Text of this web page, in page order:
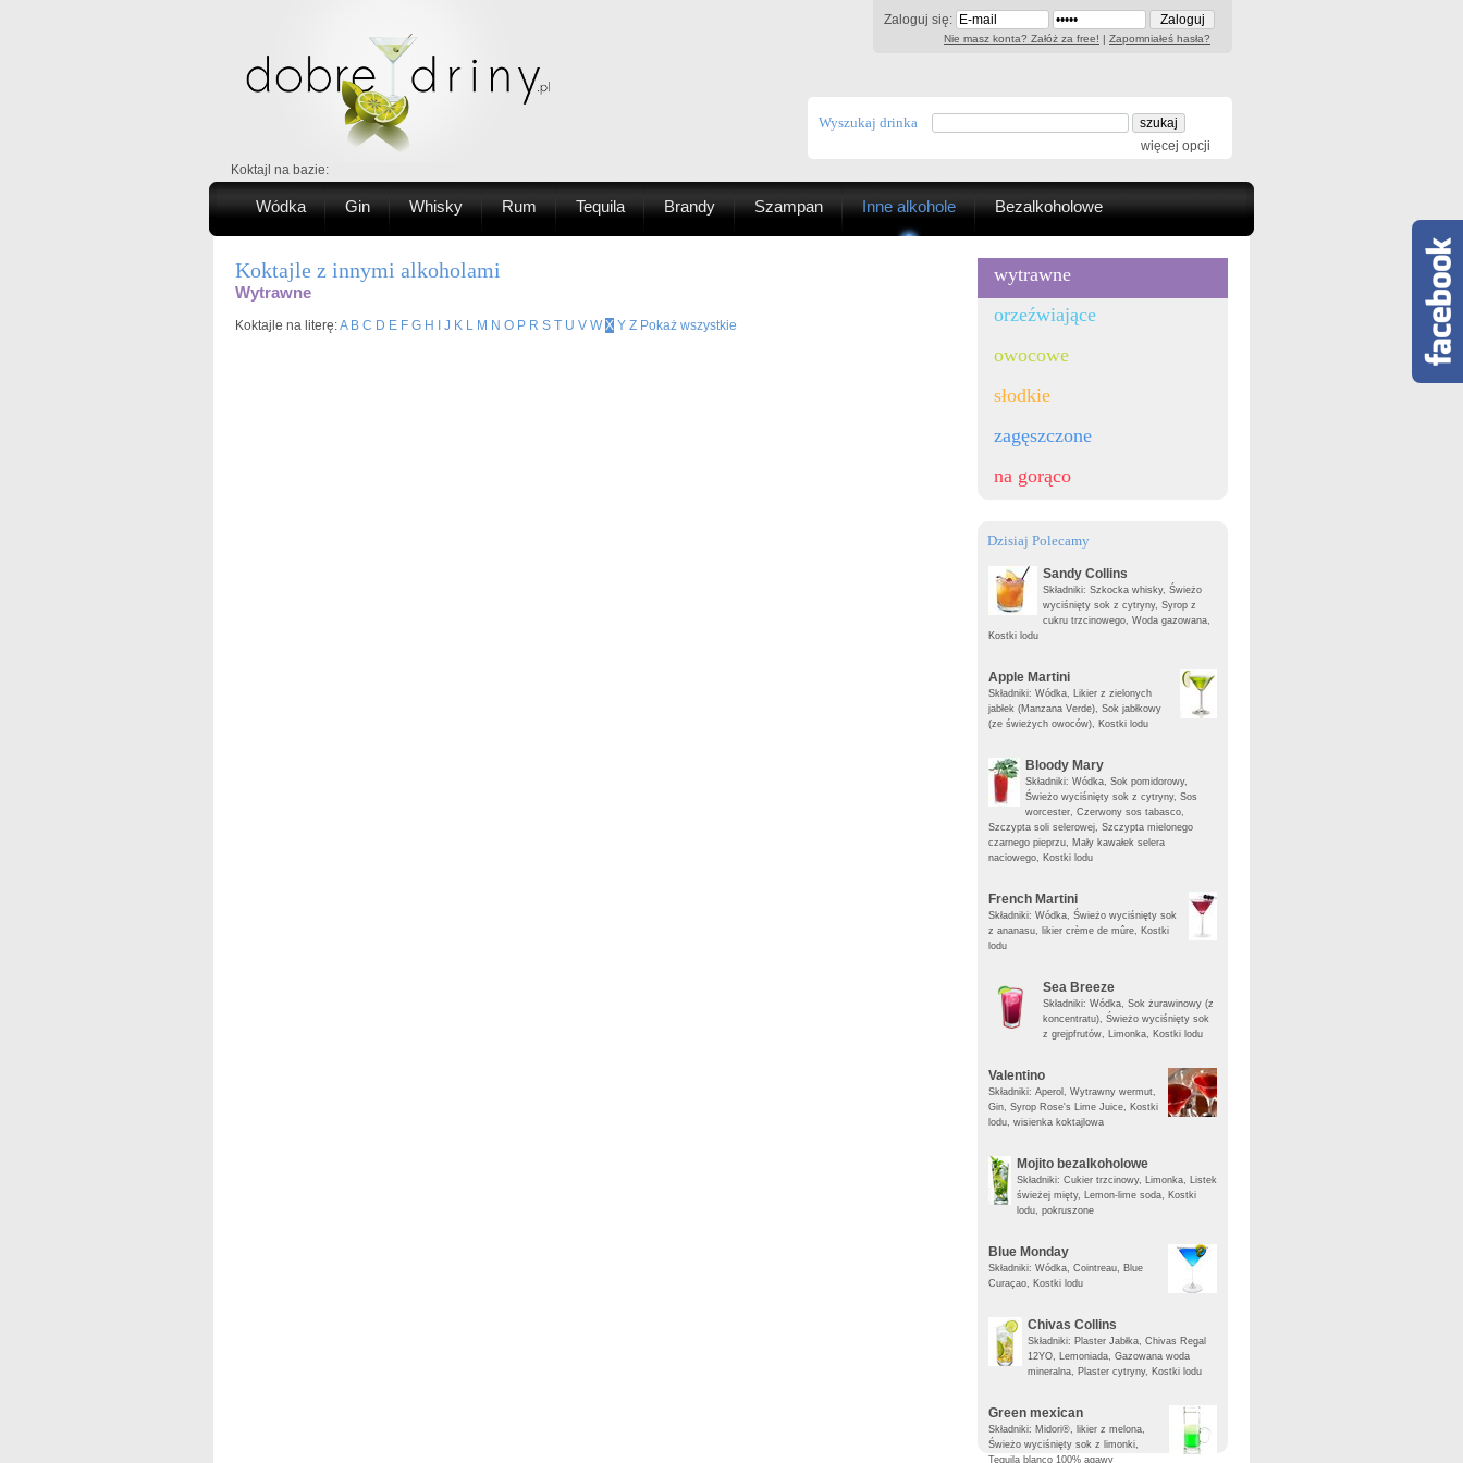
Zaloguj się:
Nie masz konta? Załóż za free! | Zapomniałeś hasła?
Wyszukaj drinka
więcej opcji
Koktajl na bazie:
Wódka Gin Whisky Rum Tequila Brandy Szampan Inne alkohole Bezalkoholowe
Koktajle z innymi alkoholami
Wytrawne
Koktajle na literę:A B C D E F G H J K L M N O P R S T U V W X Y Z Pokaż wszystkie
wytrawne
orzeźwiające
owocowe
słodkie
zagęszczone
na gorąco
Dzisiaj Polecamy
Sandy Collins
Składniki: Szkocka whisky, Świeżo
wyciśnięty sok z cytryny, Syrop z
cukru trzcinowego, Woda gazowana,
Kostki lodu
Apple Martini
Składniki: Wódka, Likier z zielonych
jabłek (Manzana Verde), Sok jabłkowy
(ze świeżych owoców), Kostki lodu
Bloody Mary
Składniki: Wódka, Sok pomidorowy,
Świeżo wyciśnięty sok z cytryny, Sos
worcester, Czerwony sos tabasco,
Szczypta soli selerowej, Szczypta mielonego
czarnego pieprzu, Mały kawałek selera
naciowego, Kostki lodu
French Martini
Składniki: Wódka, Świeżo wyciśnięty sok
z ananasu, likier crème de mûre, Kostki
lodu
Sea Breeze
Składniki: Wódka, Sok żurawinowy (z
koncentratu), Świeżo wyciśnięty sok
z grejpfrutów, Limonka, Kostki lodu
Valentino
Składniki: Aperol, Wytrawny wermut,
Gin, Syrop Rose's Lime Juice, Kostki
lodu, wisienka koktajlowa
Mojito bezalkoholowe
Składniki: Cukier trzcinowy, Limonka, Listek
świeżej mięty, Lemon-lime soda, Kostki
lodu, pokruszone
Blue Monday
Składniki: Wódka, Cointreau, Blue
Curaçao, Kostki lodu
Chivas Collins
Składniki: Plaster Jabłka, Chivas Regal
12YO, Lemoniada, Gazowana woda
mineralna, Plaster cytryny, Kostki lodu
Green mexican
Składniki: Midori®, likier z melona,
Świeżo wyciśnięty sok z limonki,
Tequila blanco 100% agawy